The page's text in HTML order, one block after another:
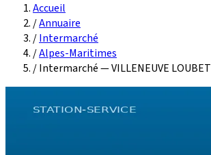
Accueil
/Annuaire
/Intermarché
/Alpes-Maritimes
/Intermarché — VILLENEUVE LOUBET